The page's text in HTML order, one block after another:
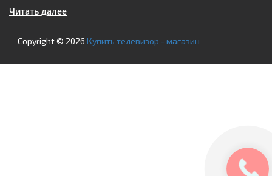
Читать далее
Copyright © 2026 Купить телевизор - магазин